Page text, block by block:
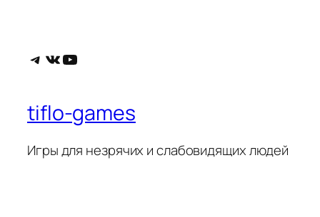
Telegram
ВКонтакте
YouTube
tiflo-games
Игры для незрячих и слабовидящих людей